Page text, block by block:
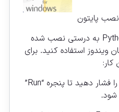
برای اطمینان از اینکه Python به درستی نصب شده
ویندوز استفاده کنید. برای
کار:
کلیدهای “Windows + R” را فشار دهید تا پنجره “Run”
شود.